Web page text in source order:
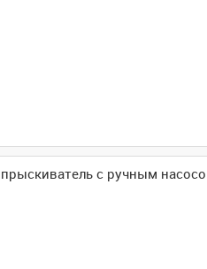
с ручным